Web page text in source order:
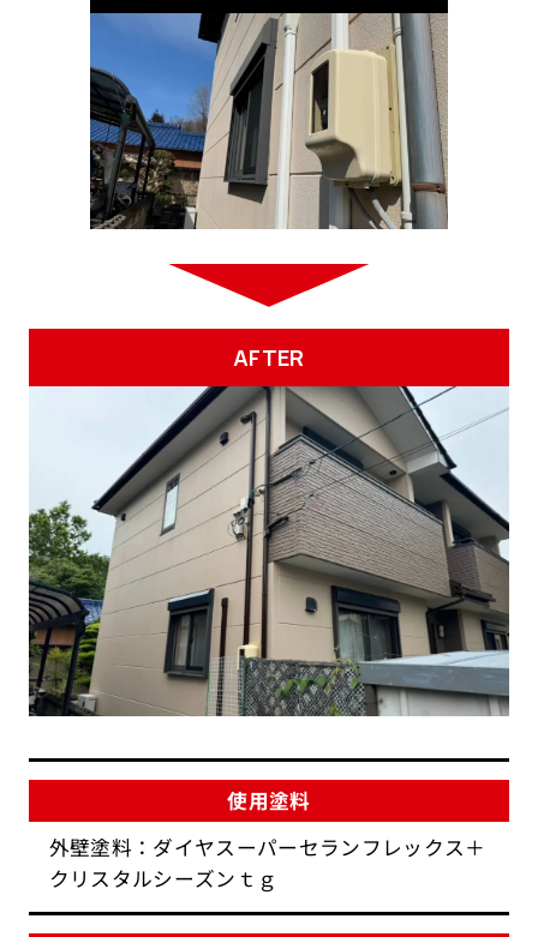
AFTER
使用塗料
外壁塗料：ダイヤスーパーセランフレックス＋
クリスタルシーズンｔｇ